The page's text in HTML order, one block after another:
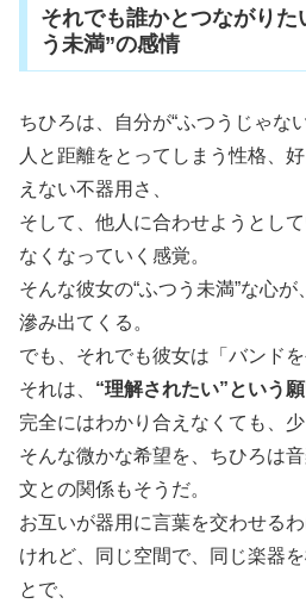
それでも誰かとつながり
う未満”の感情
ちひろは、自分が“ふつうじゃな
人と距離をとってしまう性格、
えない不器用さ、
そして、他人に合わせようとし
なくなっていく感覚。
そんな彼女の“ふつう未満”な心
滲み出てくる。
でも、それでも彼女は「バンドを
それは、 “理解されたい”という
完全にはわかり合えなくても、
そんな微かな希望を、ちひろは音
文との関係もそうだ。
お互いが器用に言葉を交わせるわ
けれど、同じ空間で、同じ楽器
とで、